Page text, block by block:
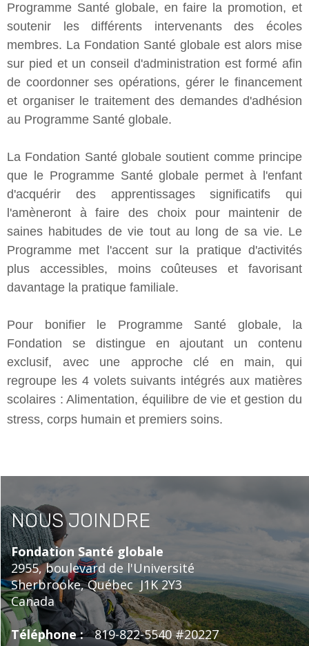
Programme Santé globale, en faire la promotion, et
soutenir les différents intervenants des écoles
membres. La Fondation Santé globale est alors mise
sur pied et un conseil d'administration est formé afin
de coordonner ses opérations, gérer le financement
et organiser le traitement des demandes d'adhésion
au Programme Santé globale.
La Fondation Santé globale soutient comme principe
que le Programme Santé globale permet à l'enfant
d'acquérir des apprentissages significatifs qui
l'amèneront à faire des choix pour maintenir de
saines habitudes de vie tout au long de sa vie. Le
Programme met l'accent sur la pratique d'activités
plus accessibles, moins coûteuses et favorisant
davantage la pratique familiale.
Pour bonifier le Programme Santé globale, la
Fondation se distingue en ajoutant un contenu
exclusif, avec une approche clé en main, qui
regroupe les 4 volets suivants intégrés aux matières
scolaires : Alimentation, équilibre de vie et gestion du
stress, corps humain et premiers soins.
NOUS JOINDRE
Fondation Santé globale
2955, boulevard de l'Université
Sherbrooke,Québec J1K 2Y3
Canada
Téléphone :
819-822-5540 #20227